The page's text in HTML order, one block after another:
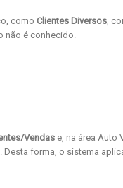
como Clientes Diversos,
não é conhecido.
Vendas e, na área Auto
forma, o sistema